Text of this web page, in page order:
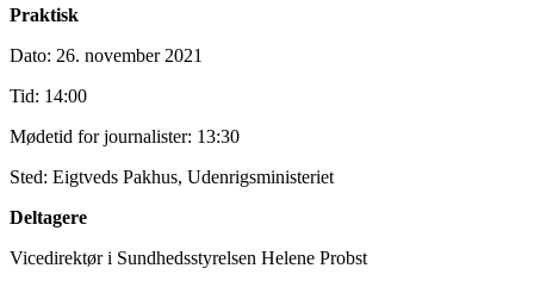
Praktisk
Dato: 26. november 2021
Tid: 14:00
Mødetid for journalister: 13:30
Sted: Eigtveds Pakhus, Udenrigsministeriet
Deltagere
Vicedirektør i Sundhedsstyrelsen Helene Probst